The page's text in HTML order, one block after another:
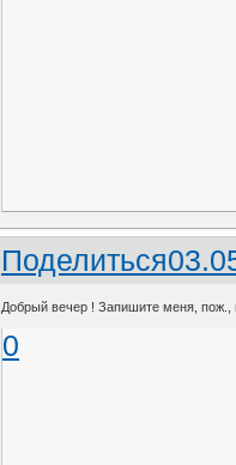
Поделиться
Добрый вечер ! Запишите меня, пож.,
0